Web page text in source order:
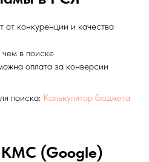
от конкуренции и качества
в поиске
оплата за конверсии
поиска: Калькулятор бюджета
КМС (Google)